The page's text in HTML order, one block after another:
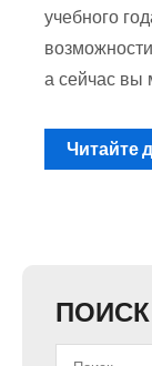
учебного
а сейчас вы
Читайте